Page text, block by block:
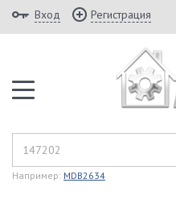
Вход Регистрация
Например: MDB2634